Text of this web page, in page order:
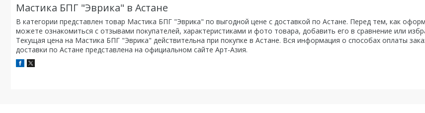
Мастика БПГ "Эврика" в Астане
В категории представлен товар Мастика БПГ "Эврика" по выгодной цене с доставкой по Астане. Перед тем, как
можете ознакомиться с отзывами покупателей, характеристиками и фото товара, добавить его в сравнение или
Текущая цена на Мастика БПГ "Эврика" действительна при покупке в Астане. Вся информация о способах оплаты
доставки по Астане представлена на официальном сайте Арт-Азия.